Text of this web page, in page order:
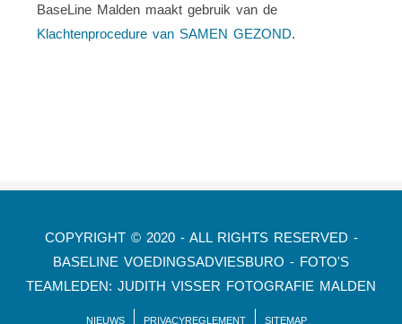
BaseLine Malden maakt gebruik van de
Klachtenprocedure van SAMEN GEZOND.
COPYRIGHT © 2020 - ALL RIGHTS RESERVED -
BASELINE VOEDINGSADVIESBURO - FOTO'S
TEAMLEDEN: JUDITH VISSER FOTOGRAFIE MALDEN
NIEUWS PRIVACYREGLEMENT SITEMAP